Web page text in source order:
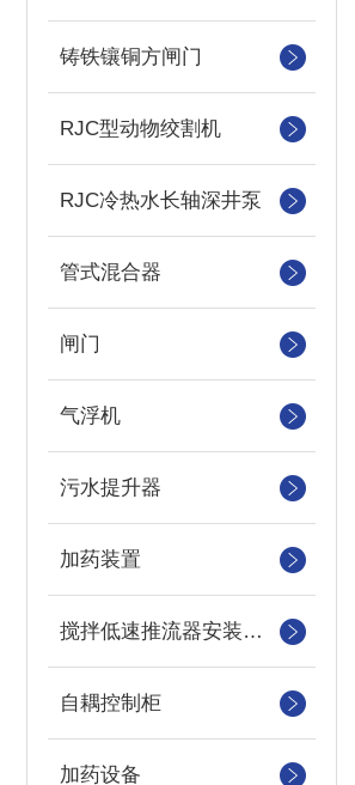
铸铁镶铜方闸门
RJC型动物绞割机
RJC冷热水长轴深井泵
管式混合器
闸门
气浮机
污水提升器
加药装置
搅拌低速推流器安装系统
自耦控制柜
加药设备